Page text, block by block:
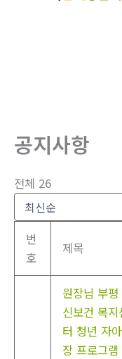
공지사항
전체 26
번
호
제목
원장님 부평
신보건 복지
터 청년 자
장 프로그램